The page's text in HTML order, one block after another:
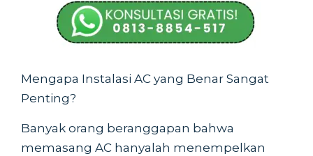
Mengapa Instalasi AC yang Benar Sangat
Penting?
Banyak orang beranggapan bahwa
memasang AC hanyalah menempelkan